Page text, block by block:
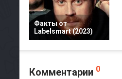
Факты от
Labelsmart (2023)
Комментарии 0